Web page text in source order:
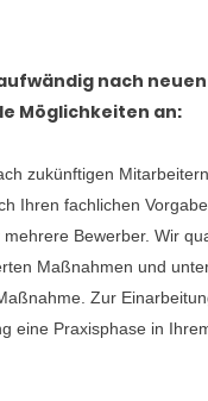
nach
Möglichkeiten an:
zukünftigen
Ihren fachlichen
Bewerber. Wir
Maßnahmen und
Zur
eine Praxisphase in